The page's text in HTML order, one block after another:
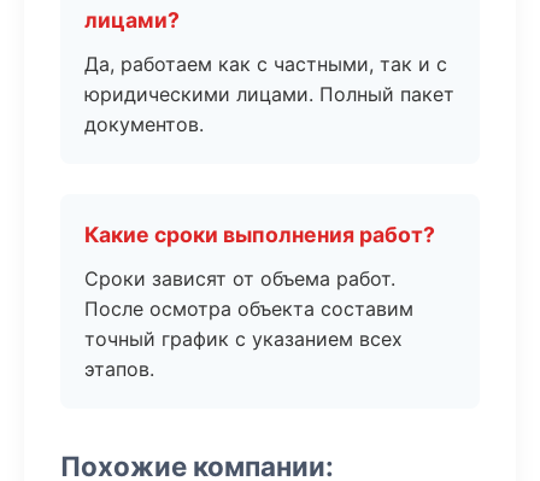
лицами?
Да, работаем как с частными, так и с
юридическими лицами. Полный пакет
документов.
Какие сроки выполнения работ?
Сроки зависят от объема работ.
После осмотра объекта составим
точный график с указанием всех
этапов.
Похожие компании: